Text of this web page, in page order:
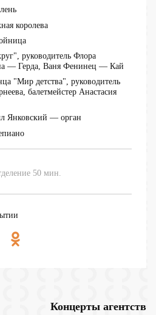
королева
руководитель Флора
— Герда, Ваня Фенинец — Кай
"Мир детства", руководитель
балетмейстер Анастасия
Янковский — орган
50 мин.
Концерты агентств